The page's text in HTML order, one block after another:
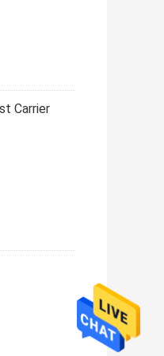
Carrier